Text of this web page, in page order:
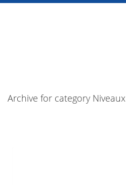
Archive for category Niveaux